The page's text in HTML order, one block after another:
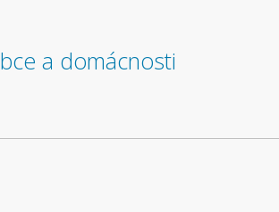
a domácnosti